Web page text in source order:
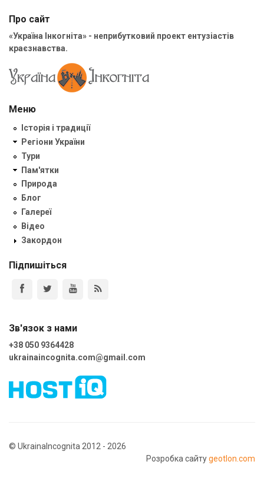
Про сайт
«Україна Інкогніта» - неприбутковий проект ентузіастів
краєзнавства.
Меню
Історія і традиції
Регіони України
Тури
Пам'ятки
Природа
Блог
Галереї
Відео
Закордон
Підпишіться
Зв'язок з нами
+38 050 9364428
ukrainaincognita.com@gmail.com
© UkrainaIncognita 2012 - 2026
Розробка сайтуgeotlon.com